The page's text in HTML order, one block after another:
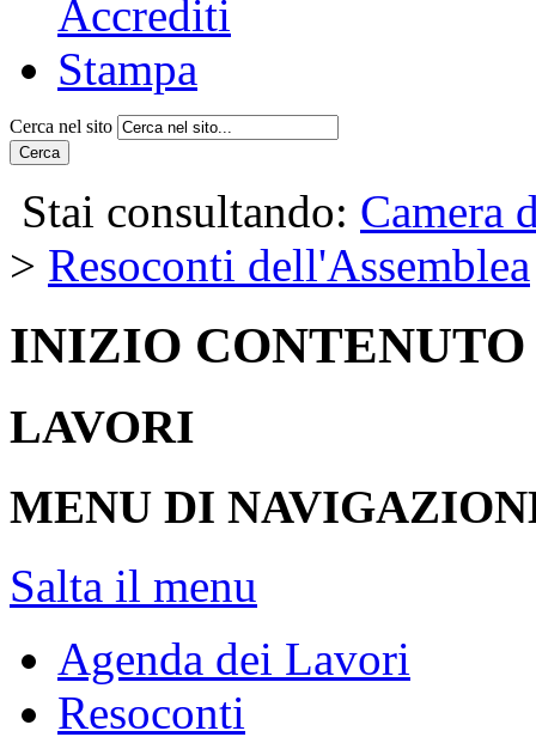
Cerca nel sito
Cerca
Stai consultando:Camera
>Resoconti dell'Assemblea
INIZIO CONTENUTO
LAVORI
MENU DI
Salta il menu